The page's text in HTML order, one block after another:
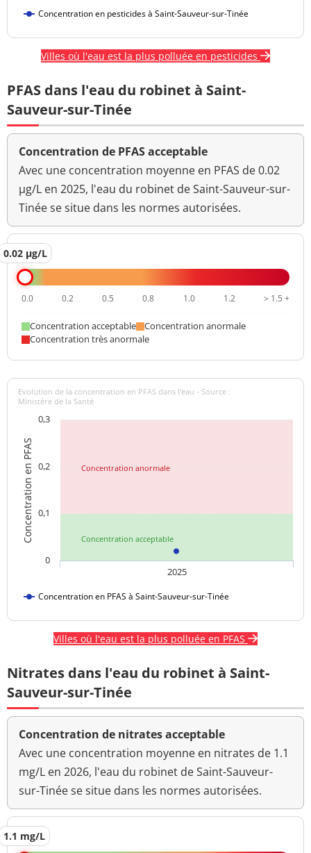
Concentration en pesticides à Saint-Sauveur-sur-Tinée
Villes où l'eau est la plus polluée en pesticides
PFAS dans l'eau du robinet à Saint-
Sauveur-sur-Tinée
Concentration de PFAS acceptable
Avec une concentration moyenne en PFAS de 0.02
µg/L en 2025, l'eau du robinet de Saint-Sauveur-sur-
Tinée se situe dans les normes autorisées.
0.02 µg/L
0.0 0.2 0.5 0.8 1.0 1.2 > 1.5 +
Concentration acceptable
Concentration anormale
Concentration très anormale
Concentration acceptable
Concentration anormale
Concentration en PFAS
Evolution de la concentration en PFAS dans l'eau - Source :
Ministère de la Santé
Concentration en PFAS à Saint-Sauveur-sur-Tinée
2025
0
0,1
0,2
0,3
Villes où l'eau est la plus polluée en PFAS
Nitrates dans l'eau du robinet à Saint-
Sauveur-sur-Tinée
Concentration de nitrates acceptable
Avec une concentration moyenne en nitrates de 1.1
mg/L en 2026, l'eau du robinet de Saint-Sauveur-
sur-Tinée se situe dans les normes autorisées.
1.1 mg/L